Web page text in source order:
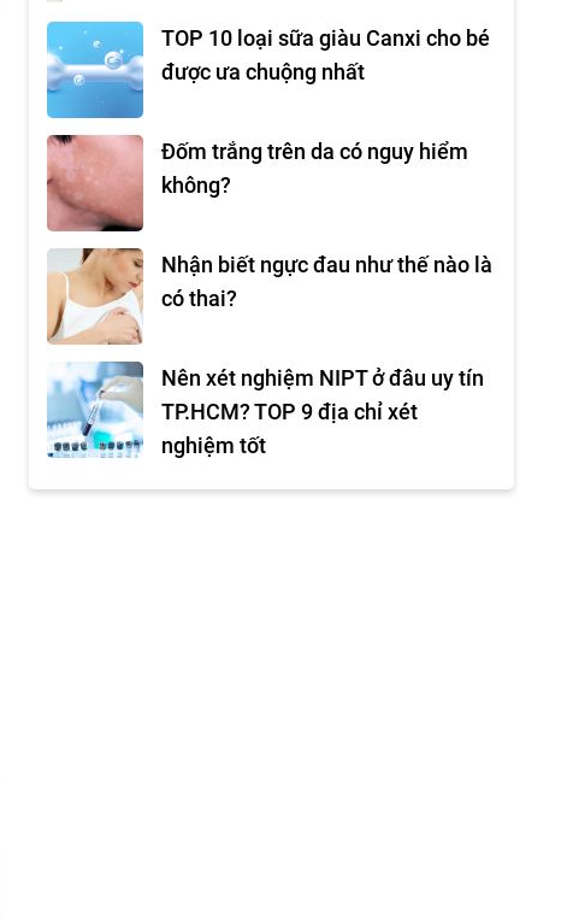
TOP 10 loại sữa giàu Canxi cho bé
được ưa chuộng nhất
Đốm trắng trên da có nguy hiểm
không?
Nhận biết ngực đau như thế nào là
có thai?
Nên xét nghiệm NIPT ở đâu uy tín
TP.HCM? TOP 9 địa chỉ xét
nghiệm tốt